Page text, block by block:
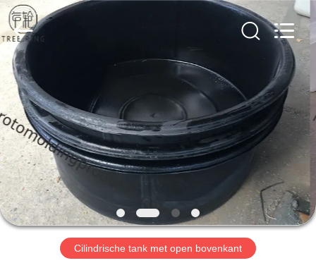
HUIS
PRODUCTEN
VIDEOS
ONGEVEER
ONS
Treering
Plastics
CO.,
ltd.
All
Rights
Reserved.
Cilindrische tank met open bovenkant